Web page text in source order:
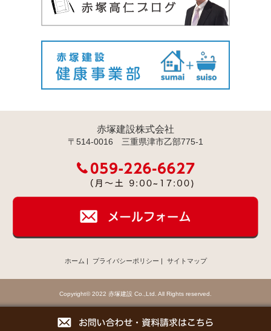
赤塚建設株式会社
〒514-0016 三重県津市乙部775-1
ホーム | プライバシーポリシー | サイトマップ
Copyright© 2022 赤塚建設 Co.,Ltd. All Rights reserved.